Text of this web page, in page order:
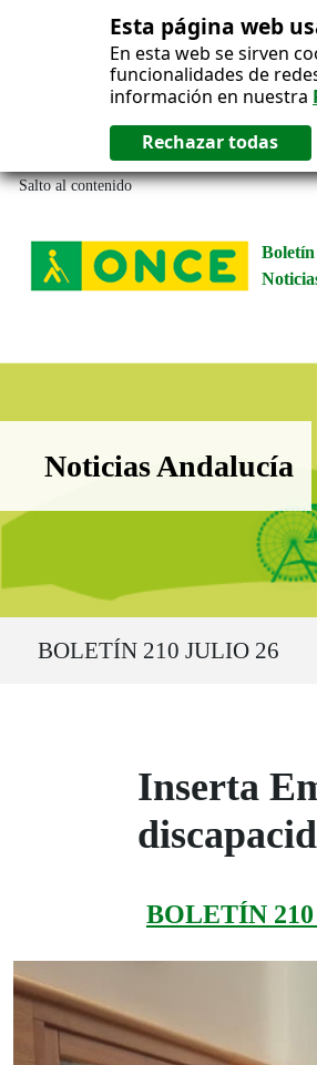
Esta página web
En esta web se sirven
funcionalidades de
información en nuestra
Salto al contenido
Boletín
Boletín Noticias
Noticias Andalucía
BOLETÍN 210 JULIO 26
Inserta
BOLETÍN